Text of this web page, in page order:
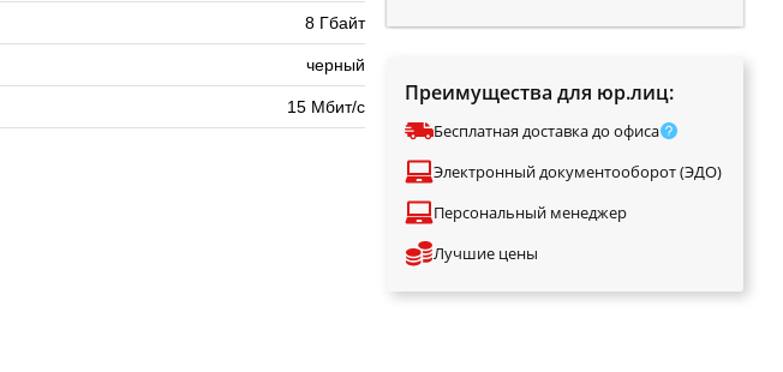
8 Гбайт
черный
15 Мбит/с
Преимущества для юр.лиц:
Бесплатная доставка до офиса
Электронный документооборот (ЭДО)
Персональный менеджер
Лучшие цены